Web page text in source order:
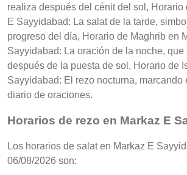
realiza después del cénit del sol, Horario
E Sayyidabad: La salat de la tarde,
progreso del día, Horario de Maghrib en
Sayyidabad: La oración de la noche,
después de la puesta de sol, Horario de
Sayyidabad: El rezo nocturna, marcando
diario de oraciones.
Horarios de rezo en Markaz E
Los horarios de salat en Markaz E
06/08/2026 son: